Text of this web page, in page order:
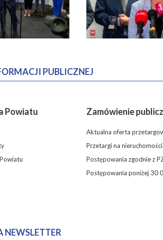
PUBLICZNEJ
Powiatu Zamówienie
Aktualna oferta
Przetargi na nieruchomości
Postępowania zgodnie z
Postępowania poniżej 30
NEWSLETTER